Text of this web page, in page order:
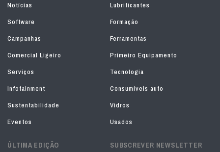
Notícias
Lubrificantes
Software
Formação
Campanhas
Ferramentas
Comercial Ligeiro
Primeiro Equipamento
Serviços
Tecnologia
Infotainment
Consumíveis auto
Sustentabilidade
Vidros
Eventos
Usados
ÚLTIMA EDIÇÃO SUBSCREVER NEWSLETTER